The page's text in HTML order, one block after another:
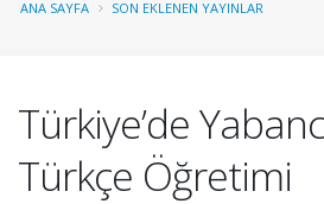
ANA SAYFA SON EKLENEN YAYINLAR
Türkiye’de
Türkçe Öğretimi